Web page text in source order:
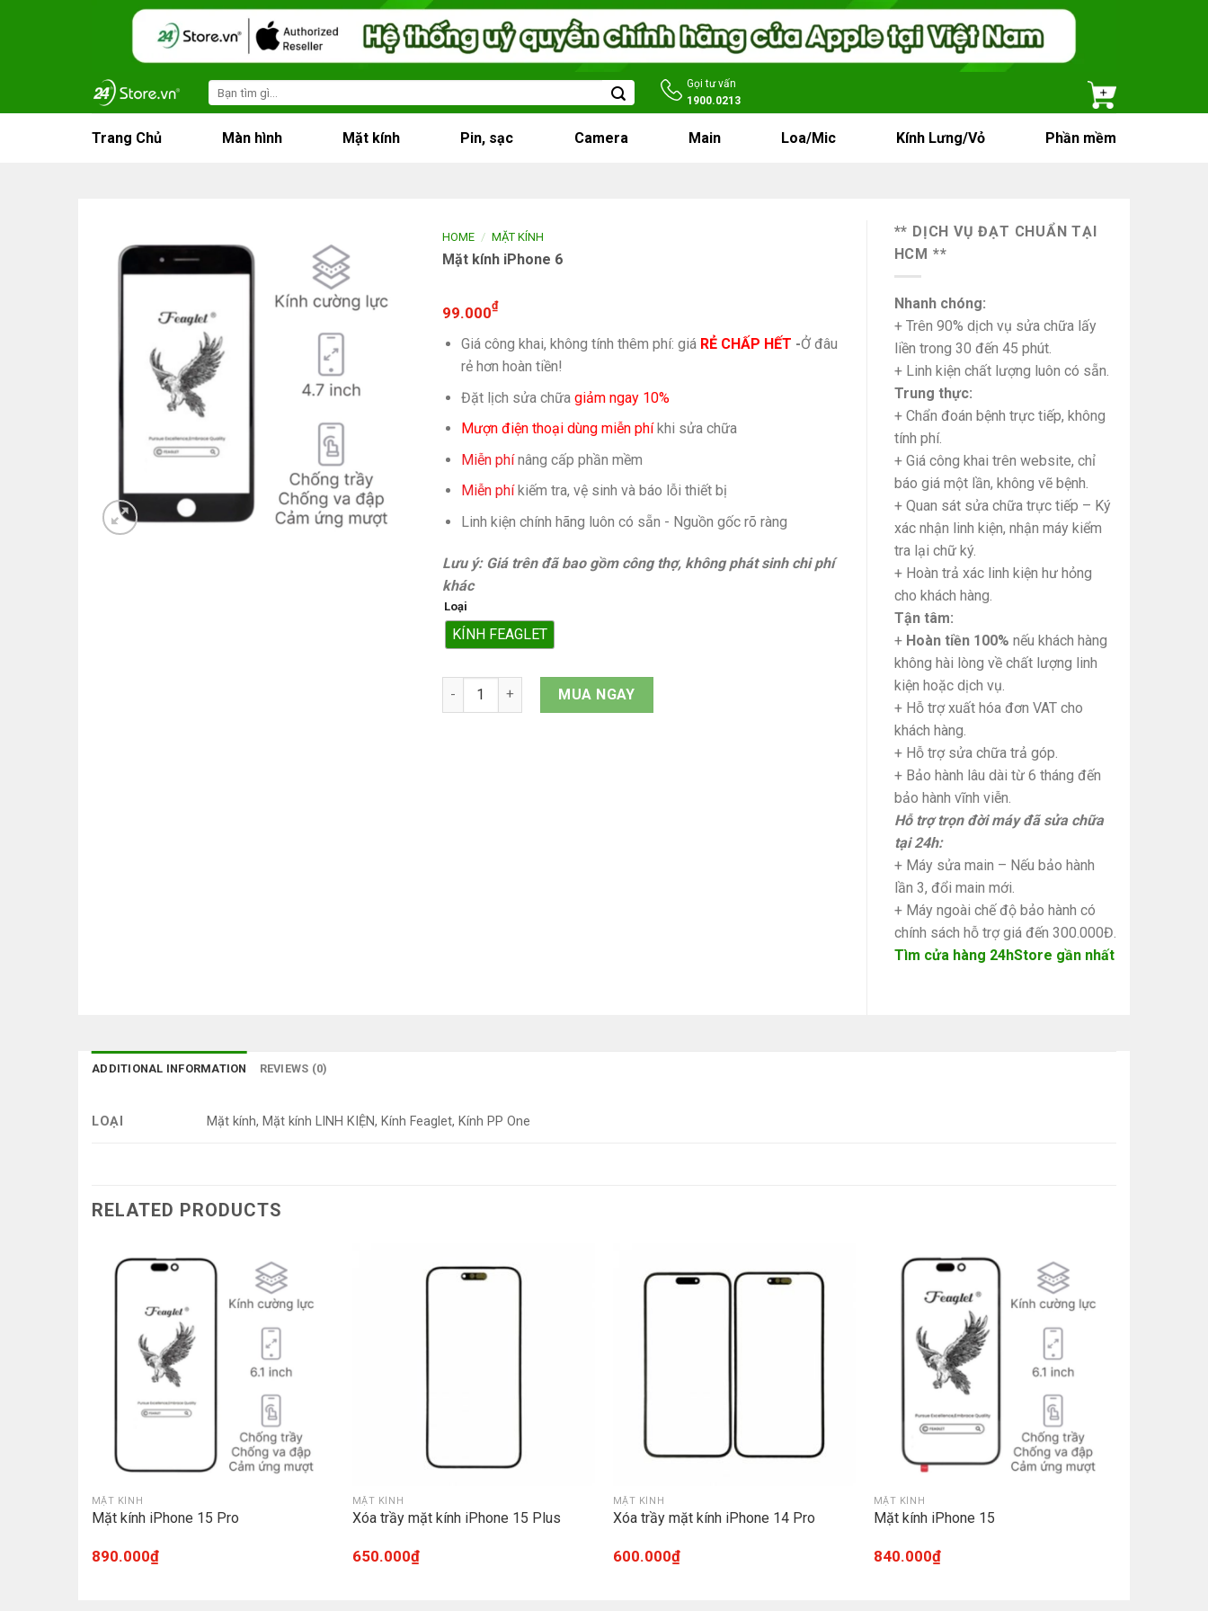
Search
for:
Gọi tư vấn
1900.0213
Trang Chủ Màn hình Mặt kính Pin, sạc Camera Main Loa/Mic Kính Lưng/Vỏ Phần mềm
HOME / MẶT KÍNH
Mặt kính iPhone 6
99.000₫
Giá công khai, không tính thêm phí: giá RẺ CHẤP HẾT -Ở đâu
rẻ hơn hoàn tiền!
Đặt lịch sửa chữa giảm ngay 10%
Mượn điện thoại dùng miễn phíkhi sửa chữa
Miễn phínâng cấp phần mềm
Miễn phíkiếm tra, vệ sinh và báo lỗi thiết bị
Linh kiện chính hãng luôn có sẵn - Nguồn gốc rõ ràng
Lưu ý: Giá trên đã bao gồm công thợ, không phát sinh chi phí
khác
Loại
KÍNH FEAGLET
Mặt kính iPhone 6 quantity
MUA NGAY
** DỊCH VỤ ĐẠT CHUẨN TẠI
HCM **
Nhanh chóng:
+ Trên 90% dịch vụ sửa chữa lấy
liền trong 30 đến 45 phút.
+ Linh kiện chất lượng luôn có sẵn.
Trung thực:
+ Chẩn đoán bệnh trực tiếp, không
tính phí.
+ Giá công khai trên website, chỉ
báo giá một lần, không vẽ bệnh.
+ Quan sát sửa chữa trực tiếp – Ký
xác nhận linh kiện, nhận máy kiểm
tra lại chữ ký.
+ Hoàn trả xác linh kiện hư hỏng
cho khách hàng.
Tận tâm:
+ Hoàn tiền 100% nếu khách hàng
không hài lòng về chất lượng linh
kiện hoặc dịch vụ.
+ Hỗ trợ xuất hóa đơn VAT cho
khách hàng.
+ Hỗ trợ sửa chữa trả góp.
+ Bảo hành lâu dài từ 6 tháng đến
bảo hành vĩnh viễn.
Hỗ trợ trọn đời máy đã sửa chữa
tại 24h:
+ Máy sửa main – Nếu bảo hành
lần 3, đổi main mới.
+ Máy ngoài chế độ bảo hành có
chính sách hỗ trợ giá đến 300.000Đ.
Tìm cửa hàng 24hStore gần nhất
ADDITIONAL INFORMATION REVIEWS (0)
LOẠI Mặt kính, Mặt kính LINH KIỆN, Kính Feaglet, Kính PP One
RELATED PRODUCTS
MẶT KÍNH
Mặt kính iPhone 15 Pro
890.000₫
MẶT KÍNH
Xóa trầy mặt kính iPhone 15 Plus
650.000₫
MẶT KÍNH
Xóa trầy mặt kính iPhone 14 Pro
600.000₫
MẶT KÍNH
Mặt kính iPhone 15
840.000₫